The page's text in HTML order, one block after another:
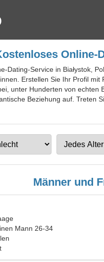
Online-
Dating-Service in Białystok,
Erstellen Sie Ihr Profil
unter Hunderten von
Beziehung auf. Treten
Männer und
Mann 26-34